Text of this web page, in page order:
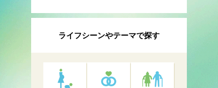
ライフシーンやテーマで探す